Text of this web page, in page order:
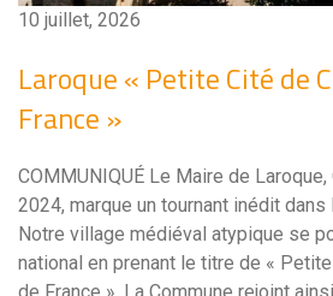
10 juillet, 2026
Laroque « Petite Cité de
France »
COMMUNIQUÉ Le Maire de
2024, marque un tournant inédit dans
Notre village médiéval atypique se
national en prenant le titre de «